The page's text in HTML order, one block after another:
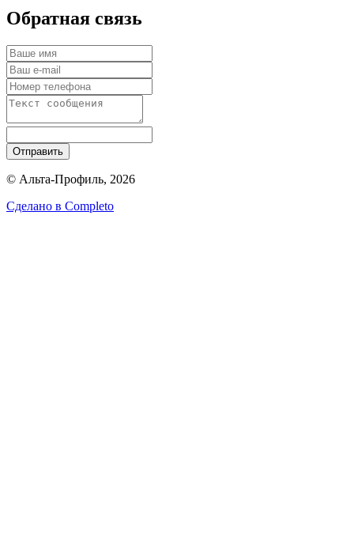
Обратная связь
Отправить
© Альта-Профиль, 2026
Сделано в Completo